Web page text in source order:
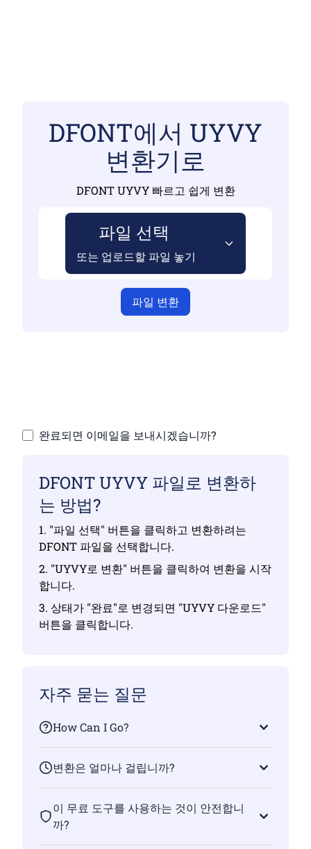
DFONT에서 UYVY
변환기로
DFONT UYVY 빠르고 쉽게 변환
파일 선택
또는 업로드할 파일 놓기
파일 변환
완료되면 이메일을 보내시겠습니까?
DFONT UYVY 파일로 변환하
는 방법?
1. "파일 선택" 버튼을 클릭하고 변환하려는
DFONT 파일을 선택합니다.
2. "UYVY로 변환" 버튼을 클릭하여 변환을 시작
합니다.
3. 상태가 "완료"로 변경되면 "UYVY 다운로드"
버튼을 클릭합니다.
자주 묻는 질문
How Can I Go?
변환은 얼마나 걸립니까?
이 무료 도구를 사용하는 것이 안전합니
까?